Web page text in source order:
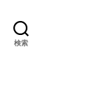
検索